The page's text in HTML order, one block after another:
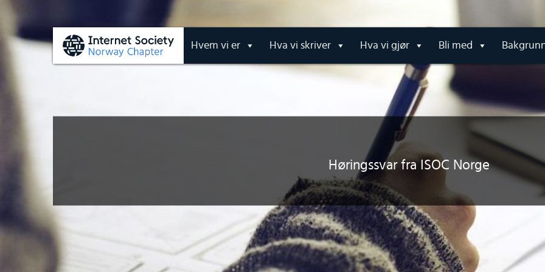
Hvem vi er Hva vi skriver Hva vi gjør Bli med
Høringssvar fra ISOC Norge